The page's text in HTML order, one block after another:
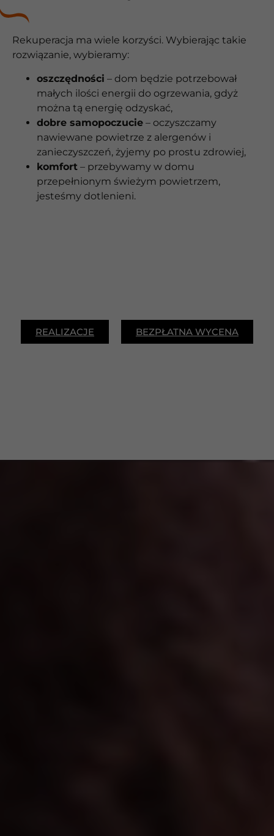
Rekuperacja ma wiele korzyści. Wybierając takie
rozwiązanie, wybieramy:
oszczędności – dom będzie potrzebował
małych ilości energii do ogrzewania, gdyż
można tą energię odzyskać,
dobre samopoczucie – oczyszczamy
nawiewane powietrze z alergenów i
zanieczyszczeń, żyjemy po prostu zdrowiej,
komfort – przebywamy w domu
przepełnionym świeżym powietrzem,
jesteśmy dotlenieni.
REALIZACJE BEZPŁATNA WYCENA